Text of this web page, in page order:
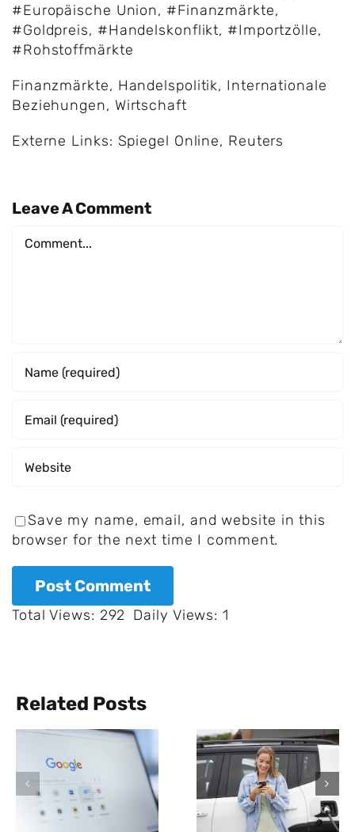
#Europäische Union, #Finanzmärkte,
#Goldpreis, #Handelskonflikt, #Importzölle,
#Rohstoffmärkte
Finanzmärkte, Handelspolitik, Internationale
Beziehungen, Wirtschaft
Externe Links: Spiegel Online, Reuters
Leave A Comment
Comment
Save my name, email, and website in this
browser for the next time I comment.
Total Views: 292 Daily Views: 1
Related Posts
Jüngere
unter 45
greifen lieber
zu E-Autos
oder Plug-in-
Hybriden als
Cristiano
Ronaldo
verdient
Euro pro